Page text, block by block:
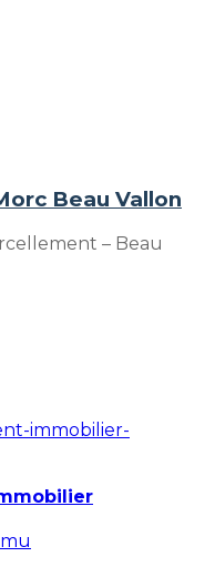
Beau Vallon
– Beau